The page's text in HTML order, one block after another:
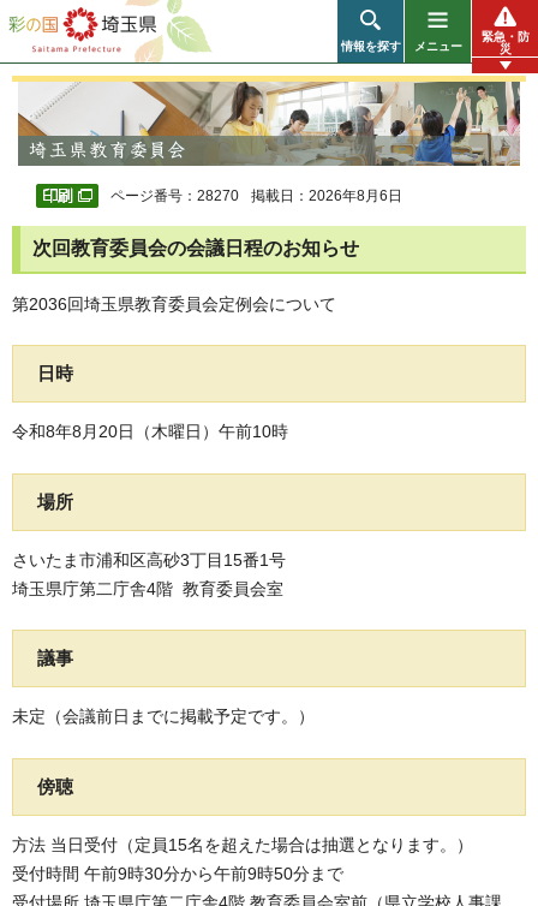
彩の国 埼玉県
情報を探す メニュー
緊急・防
災
ページ番号：28270 掲載日：2026年8月6日
次回教育委員会の会議日程のお知らせ
第2036回埼玉県教育委員会定例会について
日時
令和8年8月20日（木曜日）午前10時
場所
さいたま市浦和区高砂3丁目15番1号
埼玉県庁第二庁舎4階 教育委員会室
議事
未定（会議前日までに掲載予定です。）
傍聴
方法 当日受付（定員15名を超えた場合は抽選となります。）
受付時間 午前9時30分から午前9時50分まで
受付場所 埼玉県庁第二庁舎4階 教育委員会室前（県立学校人事課